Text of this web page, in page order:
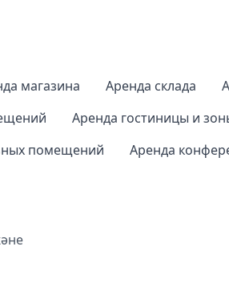
магазина Аренда склада
Аренда гостиницы и
помещений Аренда